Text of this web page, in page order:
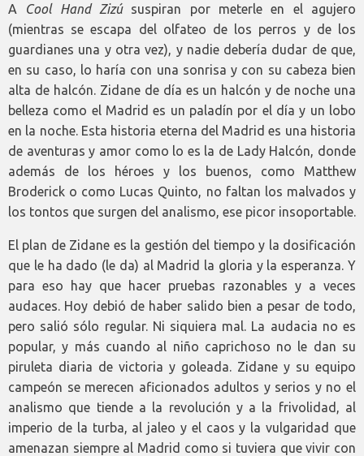
A Cool Hand Zizúsuspiran por meterle en el agujero
(mientras se escapa del olfateo de los perros y de los
guardianes una y otra vez), y nadie debería dudar de que,
en su caso, lo haría con una sonrisa y con su cabeza bien
alta de halcón. Zidane de día es un halcón y de noche una
belleza como el Madrid es un paladín por el día y un lobo
en la noche. Esta historia eterna del Madrid es una historia
de aventuras y amor como lo es la de Lady Halcón, donde
además de los héroes y los buenos, como Matthew
Broderick o como Lucas Quinto, no faltan los malvados y
los tontos que surgen del analismo, ese picor insoportable.
El plan de Zidane es la gestión del tiempo y la dosificación
que le ha dado (le da) al Madrid la gloria y la esperanza. Y
para eso hay que hacer pruebas razonables y a veces
audaces. Hoy debió de haber salido bien a pesar de todo,
pero salió sólo regular. Ni siquiera mal. La audacia no es
popular, y más cuando al niño caprichoso no le dan su
piruleta diaria de victoria y goleada. Zidane y su equipo
campeón se merecen aficionados adultos y serios y no el
analismo que tiende a la revolución y a la frivolidad, al
imperio de la turba, al jaleo y el caos y la vulgaridad que
amenazan siempre al Madrid como si tuviera que vivir con